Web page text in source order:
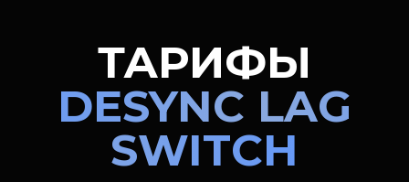
ТАРИФЫ
DESYNC LAG
SWITCH